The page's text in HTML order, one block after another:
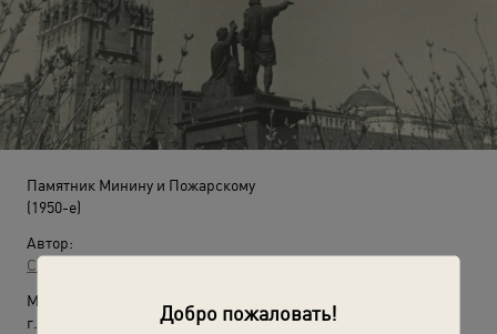
Добро пожаловать!
Памятник Минину и Пожарскому
(1950-е)
Автор:
Сергей Васин
Место съемки:
г. Москва